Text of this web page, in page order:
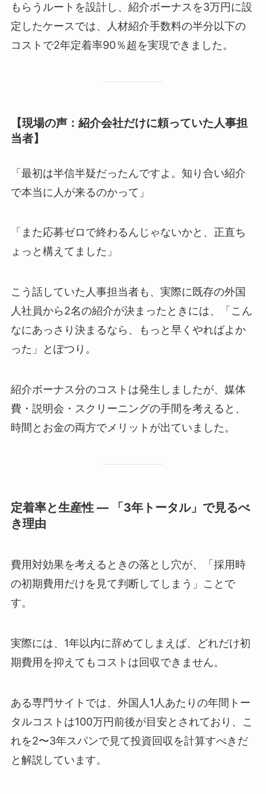
もらうルートを設計し、紹介ボーナスを3万円に設
定したケースでは、人材紹介手数料の半分以下の
コストで2年定着率90％超を実現できました。
【現場の声：紹介会社だけに頼っていた人事担
当者】
「最初は半信半疑だったんですよ。知り合い紹介
で本当に人が来るのかって」
「また応募ゼロで終わるんじゃないかと、正直ち
ょっと構えてました」
こう話していた人事担当者も、実際に既存の外国
人社員から2名の紹介が決まったときには、「こん
なにあっさり決まるなら、もっと早くやればよか
った」とぽつり。
紹介ボーナス分のコストは発生しましたが、媒体
費・説明会・スクリーニングの手間を考えると、
時間とお金の両方でメリットが出ていました。
定着率と生産性 ― 「3年トータル」で見るべ
き理由
費用対効果を考えるときの落とし穴が、「採用時
の初期費用だけを見て判断してしまう」ことで
す。
実際には、1年以内に辞めてしまえば、どれだけ初
期費用を抑えてもコストは回収できません。
ある専門サイトでは、外国人1人あたりの年間トー
タルコストは100万円前後が目安とされており、こ
れを2〜3年スパンで見て投資回収を計算すべきだ
と解説しています。